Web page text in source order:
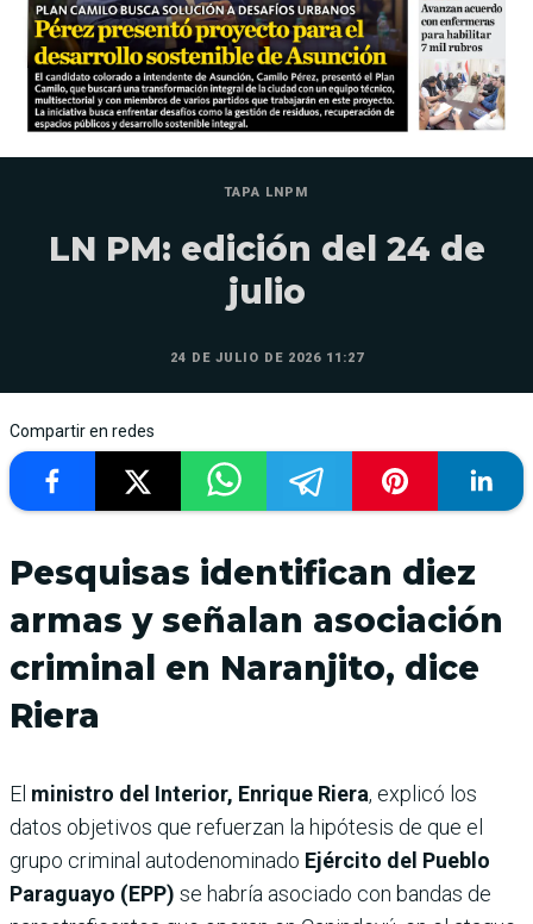
TAPA LNPM
LN PM: edición del 24 de
julio
24 DE JULIO DE 2026 11:27
Compartir en redes
Pesquisas identifican diez
armas y señalan asociación
criminal en Naranjito, dice
Riera
El ministro del Interior, Enrique Riera, explicó los
datos objetivos que refuerzan la hipótesis de que el
grupo criminal autodenominado Ejército del Pueblo
Paraguayo (EPP) se habría asociado con bandas de